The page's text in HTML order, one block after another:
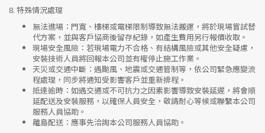
8. 特殊情況處理
無法進場 ：門寬、樓梯或電梯限制導致無法搬運，將於現場嘗試替
代方案，並與客戶協商後留存紀錄，如產生費用另行報價收取。
現場安全風險 ： 若現場電力不合格、有結構風險或其他安全疑慮，
安裝技術人員將回報本公司並有權停止施工作業。
天災或交通中斷 ：遇颱風、地震或交通管制等，依公司緊急應變流
程處理，同步將通知受影響客戶並重新排程。
抵達逾時 ：如遇交通或不可抗力之因素影響導致安裝延遲，將會順
延配送及安裝服務，以確保人員安全，敬請耐心等候或聯繫本公司
服務人員協助。
離島配送 ：應事先洽詢本公司服務人員協助。